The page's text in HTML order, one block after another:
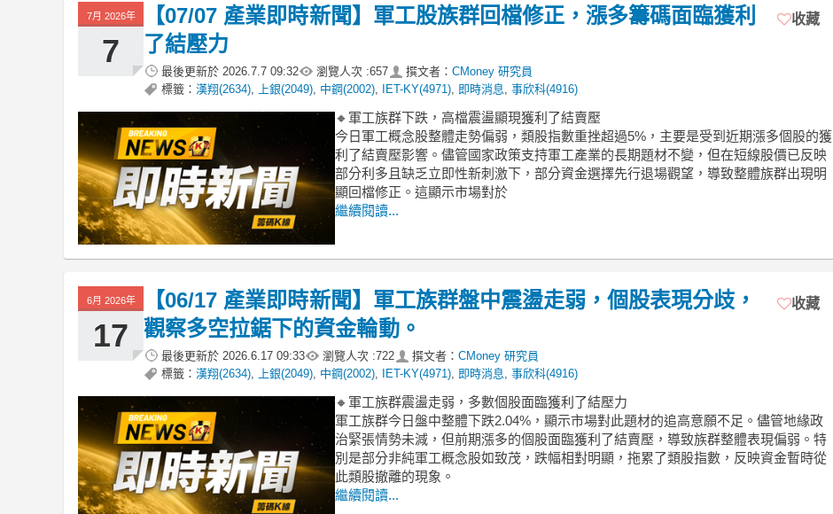
7月 2026年
7
【07/07 產業即時新聞】軍工股族群回檔修正，漲多籌碼面臨獲利
了結壓力
最後更新於 2026.7.7 09:32 瀏覽人次 :657 撰文者： CMoney 研究員
標籤： 漢翔(2634) 上銀(2049) 中鋼(2002) IET-KY(4971) 即時消息 事欣科(4916)
收藏
🔸軍工族群下跌，高檔震盪顯現獲利了結賣壓
今日軍工概念股整體走勢偏弱，類股指數重挫超過5%，主要是受到近期漲多個股的獲
利了結賣壓影響。儘管國家政策支持軍工產業的長期題材不變，但在短線股價已反映
部分利多且缺乏立即性新刺激下，部分資金選擇先行退場觀望，導致整體族群出現明
顯回檔修正。這顯示市場對於
繼續閱讀...
6月 2026年
17
【06/17 產業即時新聞】軍工族群盤中震盪走弱，個股表現分歧，
觀察多空拉鋸下的資金輪動。
最後更新於 2026.6.17 09:33 瀏覽人次 :722 撰文者： CMoney 研究員
標籤： 漢翔(2634) 上銀(2049) 中鋼(2002) IET-KY(4971) 即時消息 事欣科(4916)
收藏
🔸軍工族群震盪走弱，多數個股面臨獲利了結壓力
軍工族群今日盤中整體下跌2.04%，顯示市場對此題材的追高意願不足。儘管地緣政
治緊張情勢未減，但前期漲多的個股面臨獲利了結賣壓，導致族群整體表現偏弱。特
別是部分非純軍工概念股如致茂，跌幅相對明顯，拖累了類股指數，反映資金暫時從
此類股撤離的現象。
繼續閱讀...